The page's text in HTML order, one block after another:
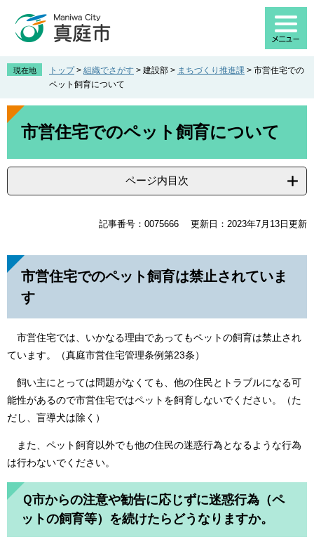
先
。
を
て
へ
現在地 トップ > 組織でさがす > 建設部 > まちづくり推進課 > 市営住宅での
ペット飼育について
本
市営住宅でのペット飼育について
ページ内目次
記事番号：0075666 更新日：2023年7月13日更新
市営住宅でのペット飼育は禁止されていま
す
市営住宅では、いかなる理由であってもペットの飼育は禁止され
ています。（真庭市営住宅管理条例第23条）
飼い主にとっては問題がなくても、他の住民とトラブルになる可
能性があるので市営住宅ではペットを飼育しないでください。（た
だし、盲導犬は除く）
また、ペット飼育以外でも他の住民の迷惑行為となるような行為
は行わないでください。
Ｑ市からの注意や勧告に応じずに迷惑行為（ペ
ットの飼育等）を続けたらどうなりますか。